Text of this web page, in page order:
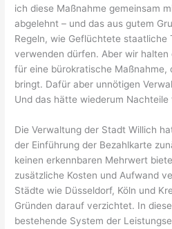
ich diese Maßnahme gemeinsam
abgelehnt – und das aus gutem
Regeln, wie Geflüchtete staatliche
verwenden dürfen. Aber wir halten
für eine bürokratische Maßnahme,
bringt. Dafür aber unnötigen
Und das hätte wiederum Nachteile
Die Verwaltung der Stadt Willich
der Einführung der Bezahlkarte
keinen erkennbaren Mehrwert
zusätzliche Kosten und Aufwand
Städte wie Düsseldorf, Köln und
Gründen darauf verzichtet. In
bestehende System der